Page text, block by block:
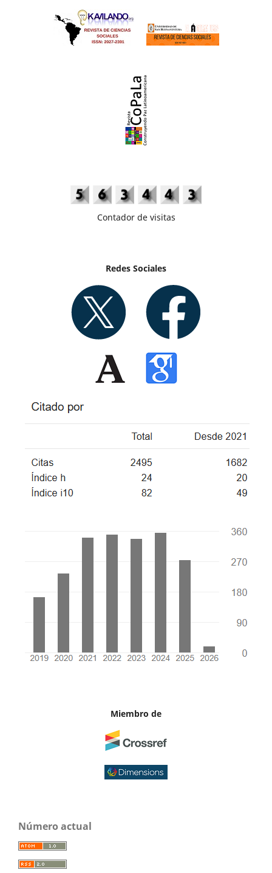
Contador de visitas
Redes Sociales
Miembro de
Número actual